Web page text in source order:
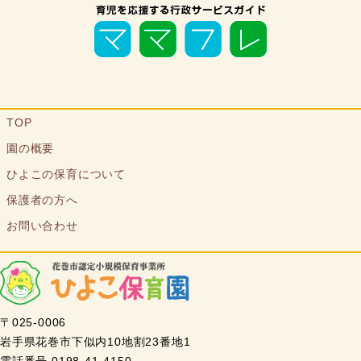
TOP
園の概要
ひよこの保育について
保護者の方へ
お問い合わせ
〒025-0006
岩手県花巻市下似内10地割23番地1